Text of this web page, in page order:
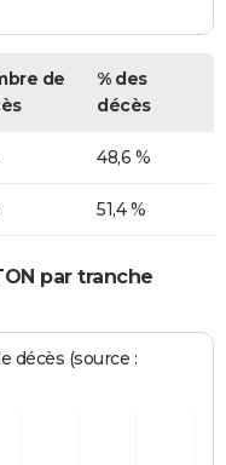
de
% des
décès
48,6 %
51,4 %
par tranche
décès (source :